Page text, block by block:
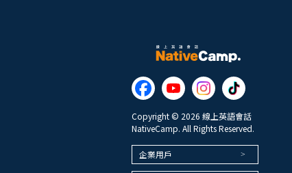
Copyright © 2026 線上英語會話
NativeCamp. All Rights Reserved.
企業用戶